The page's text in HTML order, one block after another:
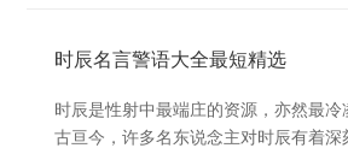
时辰名言警语大全最短精选
时辰是性射中最端庄的资源，亦然最冷
古亘今，许多名东说念主对时辰有着深